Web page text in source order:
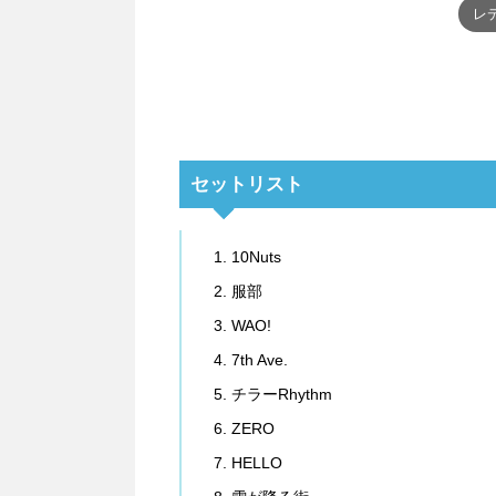
レ
セットリスト
10Nuts
服部
WAO!
7th Ave.
チラーRhythm
ZERO
HELLO